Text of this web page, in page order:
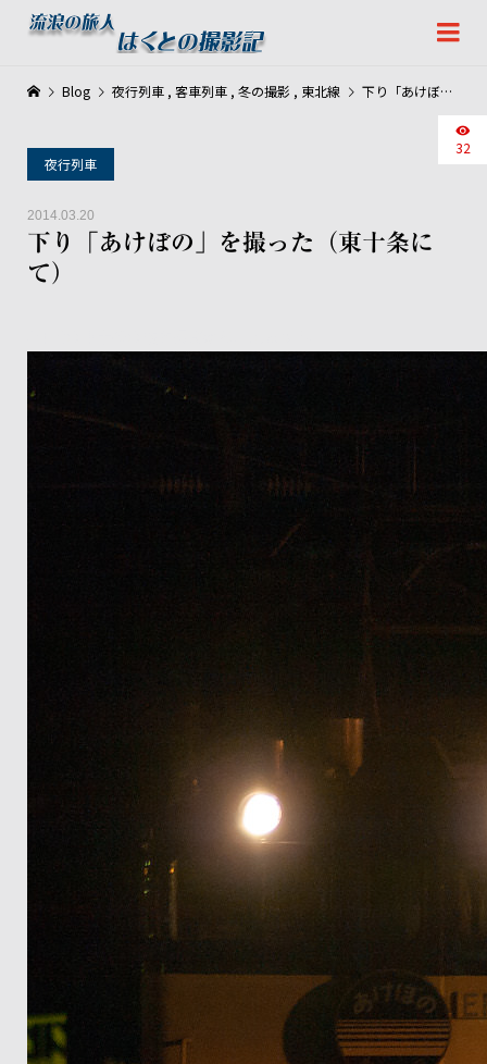
夜行列車
2014.03.20
下り「あけぼの」を撮った（東十条に
て）
32
Blog 夜行列車 , 客車列車 , 冬の撮影 , 東北線 下り「あけぼの」を撮った（東十条にて）